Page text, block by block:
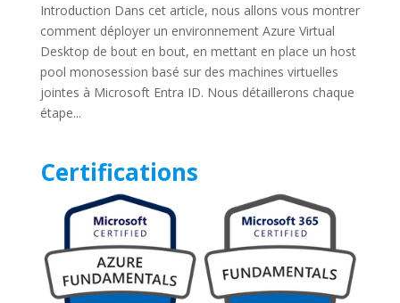
Introduction Dans cet article, nous allons vous montrer
comment déployer un environnement Azure Virtual
Desktop de bout en bout, en mettant en place un host
pool monosession basé sur des machines virtuelles
jointes à Microsoft Entra ID. Nous détaillerons chaque
étape...
Certifications